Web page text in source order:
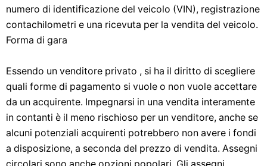
numero di identificazione del veicolo (VIN), registrazione
contachilometri e una ricevuta per la vendita del veicolo.
Forma di gara
Essendo un venditore privato , si ha il diritto di scegliere
quali forme di pagamento si vuole o non vuole accettare
da un acquirente. Impegnarsi in una vendita interamente
in contanti è il meno rischioso per un venditore, anche se
alcuni potenziali acquirenti potrebbero non avere i fondi
a disposizione, a seconda del prezzo di vendita. Assegni